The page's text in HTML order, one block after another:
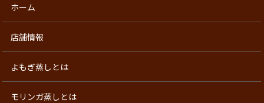
ホーム
店舗情報
よもぎ蒸しとは
モリンガ蒸しとは